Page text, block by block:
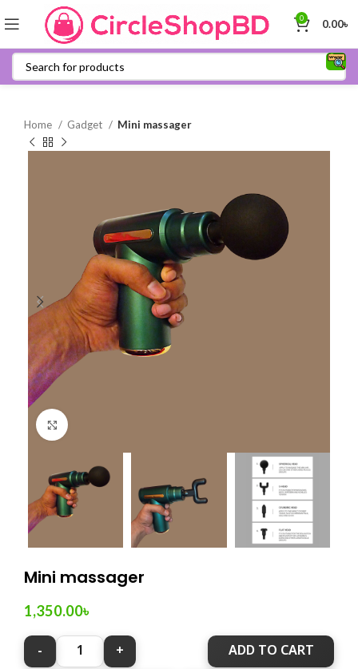
0 0.00৳
Home Gadget Mini massager
Mini massager
1,350.00৳
ADD TO CART